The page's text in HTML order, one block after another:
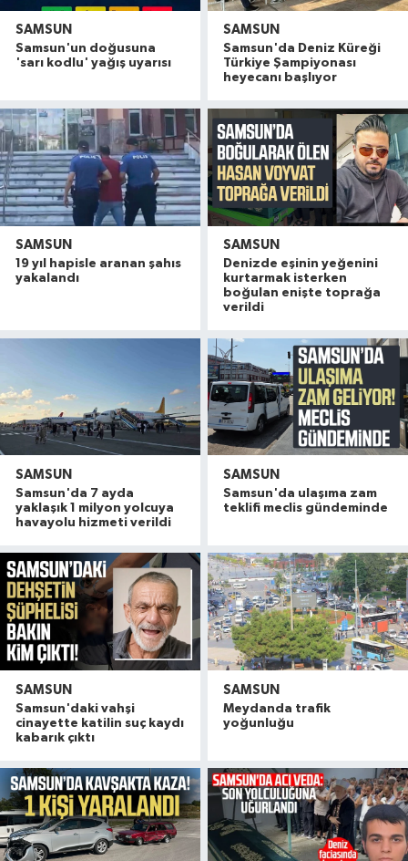
SAMSUN
Samsun'un doğusuna
'sarı kodlu' yağış uyarısı
SAMSUN
Samsun'da Deniz Küreği
Türkiye Şampiyonası
heyecanı başlıyor
SAMSUN
19 yıl hapisle aranan şahıs
yakalandı
SAMSUN
Denizde eşinin yeğenini
kurtarmak isterken
boğulan enişte toprağa
verildi
SAMSUN
Samsun'da 7 ayda
yaklaşık 1 milyon yolcuya
havayolu hizmeti verildi
SAMSUN
Samsun'da ulaşıma zam
teklifi meclis gündeminde
SAMSUN
Samsun'daki vahşi
cinayette katilin suç kaydı
kabarık çıktı
SAMSUN
Meydanda trafik
yoğunluğu